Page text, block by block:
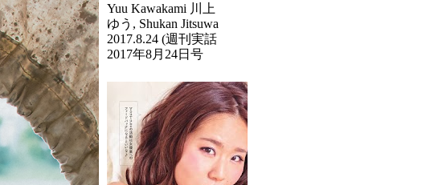
Yuu Kawakami 川上
ゆう, Shukan Jitsuwa
2017.8.24 (週刊実話
2017年8月24日号